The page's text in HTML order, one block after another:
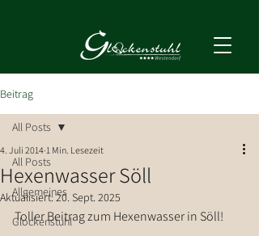
Beitrag
All Posts
Allgemeines
Glockenstuhl
All Posts
Hexenwasser Söll
4. Juli 2014 1 Min. Lesezeit
Aktualisiert:20. Sept. 2025
Toller Beitrag zum Hexenwasser in Söll!